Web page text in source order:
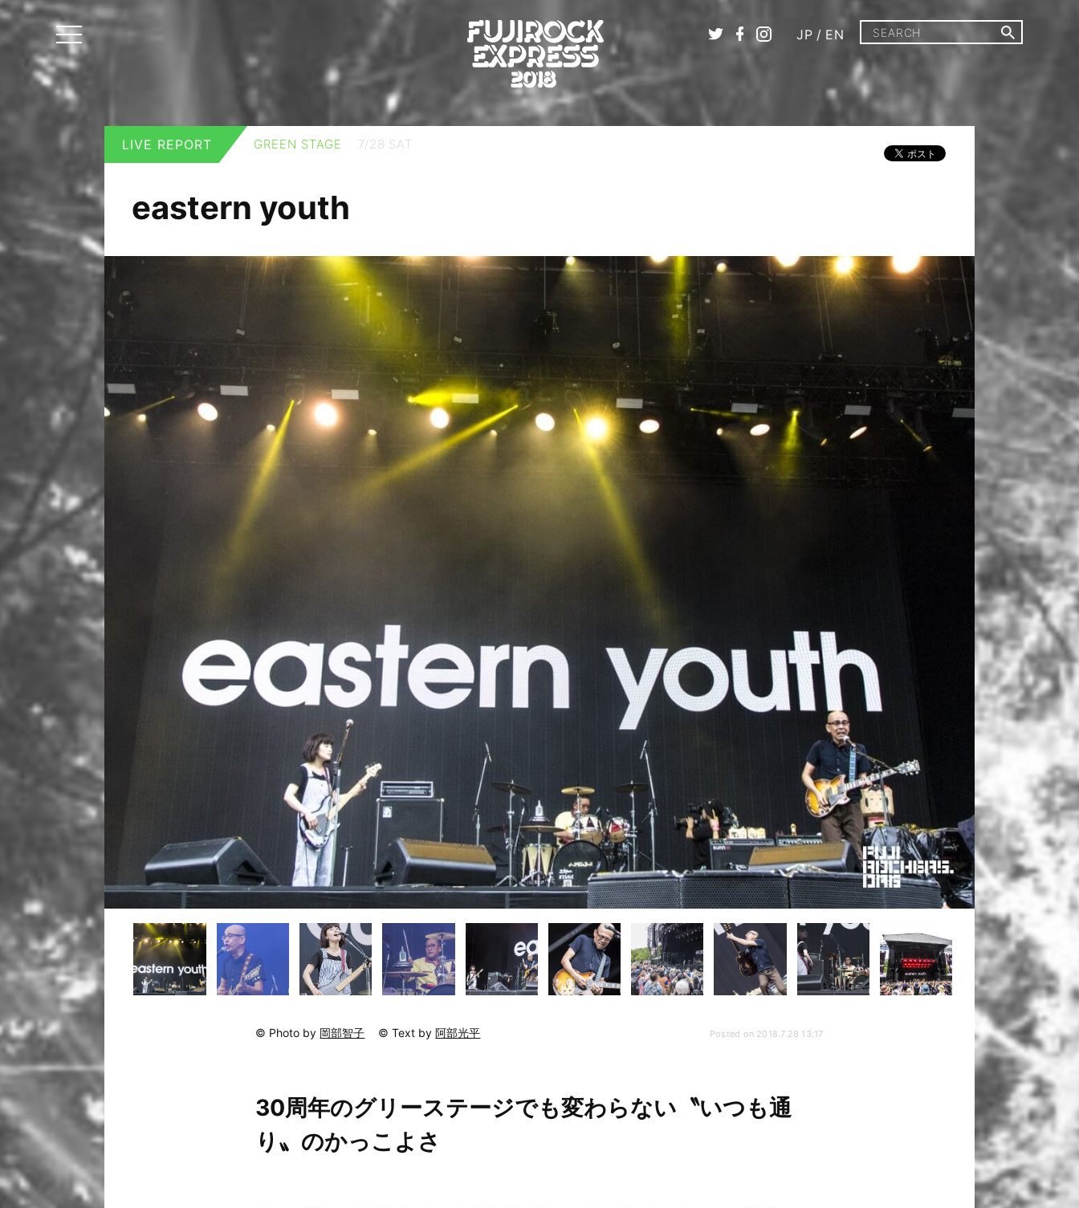
JP / EN
LIVE REPORT GREEN STAGE 7/28 SAT
eastern youth
© Photo by 岡部智子 © Text by阿部光平 Posted on 2018.7.28 13:17
30周年のグリーステージでも変わらない〝いつも通
り〟のかっこよさ